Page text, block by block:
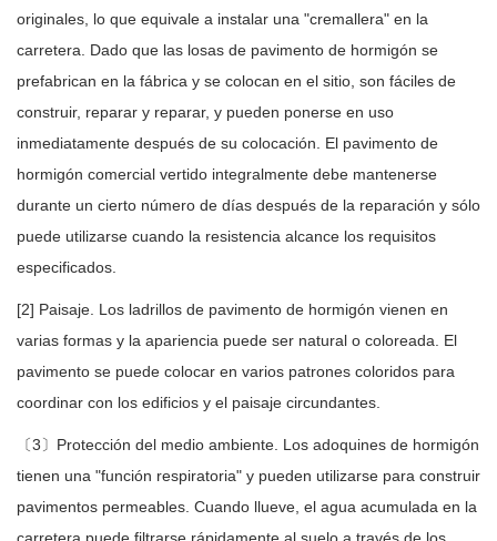
originales, lo que equivale a instalar una "cremallera" en la
carretera. Dado que las losas de pavimento de hormigón se
prefabrican en la fábrica y se colocan en el sitio, son fáciles de
construir, reparar y reparar, y pueden ponerse en uso
inmediatamente después de su colocación. El pavimento de
hormigón comercial vertido integralmente debe mantenerse
durante un cierto número de días después de la reparación y sólo
puede utilizarse cuando la resistencia alcance los requisitos
especificados.
[2] Paisaje. Los ladrillos de pavimento de hormigón vienen en
varias formas y la apariencia puede ser natural o coloreada. El
pavimento se puede colocar en varios patrones coloridos para
coordinar con los edificios y el paisaje circundantes.
〔3〕Protección del medio ambiente. Los adoquines de hormigón
tienen una "función respiratoria" y pueden utilizarse para construir
pavimentos permeables. Cuando llueve, el agua acumulada en la